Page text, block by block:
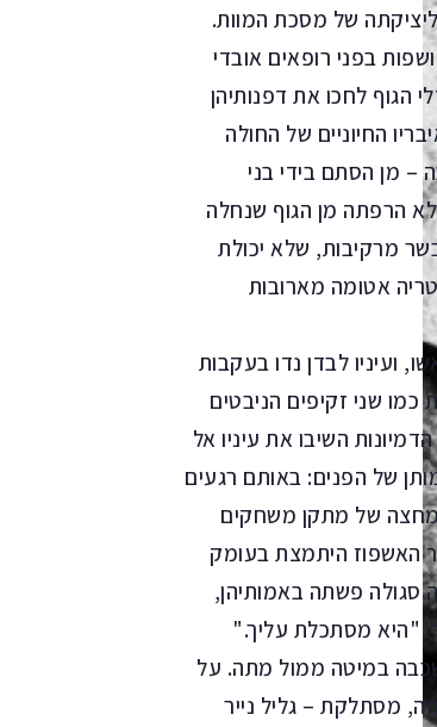
של מסכת המוות.
בפני רופאים אובדי
הגוף לחכו את דפנותיהן
החיוניים של החולה
– מן הסתם בידי בני
הרפתה מן הגוף שנחלה
מרקיבות, שלא יכולת
אטומה מארובות
ועיניו לבדן נדו בעקבות
שני זקיפים הניבטים
השיבו את עיניו אל
של הפנים: באותם רגעים
של מתקן משחקים
האשפוז היתמצת בעומק
סגולה פשתה באמותיהן,
"היא מסתכלת עליך."
במיטה ממול מתה. על
מסתלקת – גליל נייר